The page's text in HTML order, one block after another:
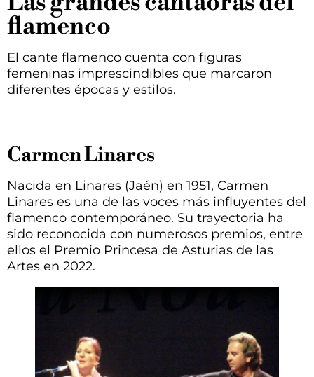
flamenco
El cante flamenco cuenta con figuras
femeninas imprescindibles que marcaron
diferentes épocas y estilos.
Carmen Linares
Nacida en Linares (Jaén) en 1951, Carmen
Linares es una de las voces más influyentes del
flamenco contemporáneo. Su trayectoria ha
sido reconocida con numerosos premios, entre
ellos el Premio Princesa de Asturias de las
Artes en 2022.